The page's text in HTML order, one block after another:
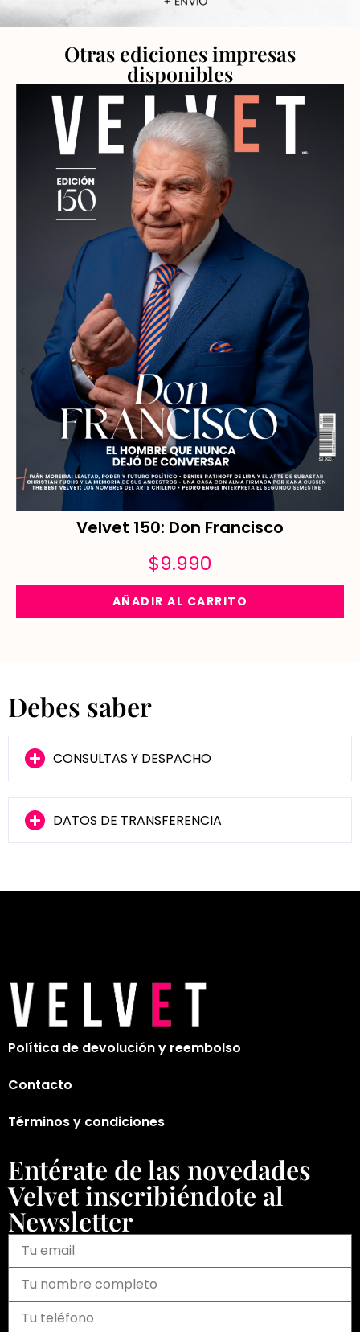
Otras ediciones impresas
disponibles
Velvet 150: Don Francisco
$9.990
AÑADIR AL CARRITO
Debes saber
CONSULTAS Y DESPACHO
DATOS DE TRANSFERENCIA
Política de devolución y reembolso
Contacto
Términos y condiciones
Entérate de las novedades
Velvet inscribiéndote al
Newsletter